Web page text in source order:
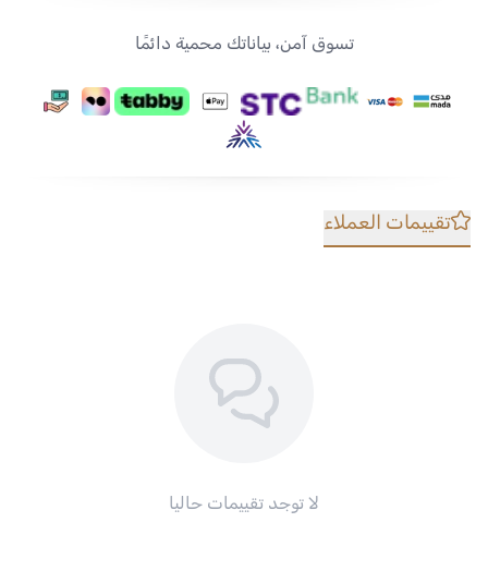
تسوق آمن، بياناتك محمية دائمًا
تقييمات العملاء
لا توجد تقييمات حاليا